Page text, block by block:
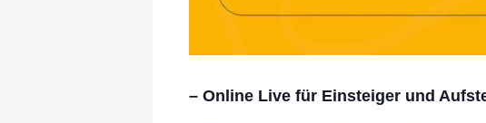
– Online Live für Einsteiger und